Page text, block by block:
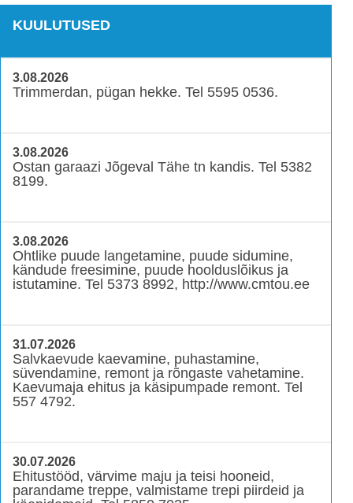
KUULUTUSED
3.08.2026
Trimmerdan, pügan hekke. Tel 5595 0536.
3.08.2026
Ostan garaazi Jõgeval Tähe tn kandis. Tel 5382
8199.
3.08.2026
Ohtlike puude langetamine, puude sidumine,
kändude freesimine, puude hoolduslõikus ja
istutamine. Tel 5373 8992, http://www.cmtou.ee
31.07.2026
Salvkaevude kaevamine, puhastamine,
süvendamine, remont ja rõngaste vahetamine.
Kaevumaja ehitus ja käsipumpade remont. Tel
557 4792.
30.07.2026
Ehitustööd, värvime maju ja teisi hooneid,
parandame treppe, valmistame trepi piirdeid ja